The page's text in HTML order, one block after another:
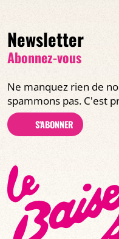
Newsletter
Abonnez-vous
Ne manquez rien de
spammons pas. C'est
S'ABONNER